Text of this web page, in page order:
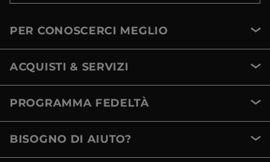
PER CONOSCERCI MEGLIO
ACQUISTI & SERVIZI
PROGRAMMA FEDELTÀ
BISOGNO DI AIUTO?